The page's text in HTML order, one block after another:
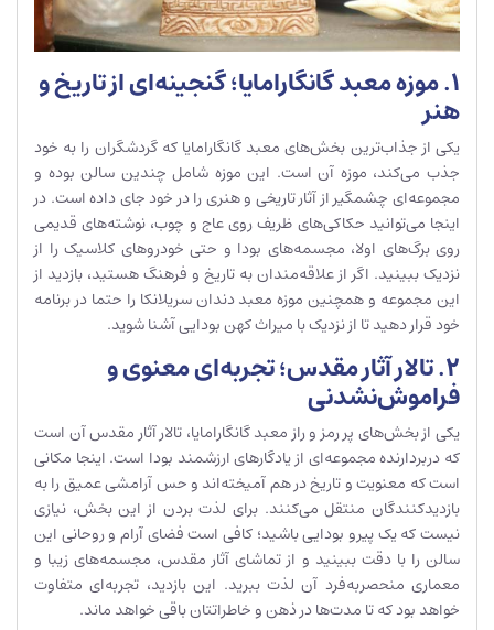
۱. موزه معبد گانگارامایا؛ گنجینه‌ای از تاریخ و
هنر
یکی از جذاب‌ترین بخش‌های معبد گانگارامایا که گردشگران را به خود
جذب می‌کند، موزه آن است. این موزه شامل چندین سالن بوده و
مجموعه‌ای چشمگیر از آثار تاریخی و هنری را در خود جای داده است. در
اینجا می‌توانید حکاکی‌های ظریف روی عاج و چوب، نوشته‌های قدیمی
روی برگ‌های اولا، مجسمه‌های بودا و حتی خودروهای کلاسیک را از
نزدیک ببینید. اگر از علاقه‌مندان به تاریخ و فرهنگ هستید، بازدید از
این مجموعه و همچنین موزه معبد دندان سریلانکا را حتما در برنامه
خود قرار دهید تا از نزدیک با میراث کهن بودایی آشنا شوید.
۲. تالار آثار مقدس؛ تجربه‌ای معنوی و
فراموش‌نشدنی
یکی از بخش‌های پر رمز و راز معبد گانگارامایا، تالار آثار مقدس آن است
که دربردارنده مجموعه‌ای از یادگارهای ارزشمند بودا است. اینجا مکانی
است که معنویت و تاریخ در هم آمیخته‌اند و حس آرامشی عمیق را به
بازدیدکنندگان منتقل می‌کنند. برای لذت بردن از این بخش، نیازی
نیست که یک پیرو بودایی باشید؛ کافی است فضای آرام و روحانی این
سالن را با دقت ببینید و از تماشای آثار مقدس، مجسمه‌های زیبا و
معماری منحصربه‌فرد آن لذت ببرید. این بازدید، تجربه‌ای متفاوت
خواهد بود که تا مدت‌ها در ذهن و خاطراتتان باقی خواهد ماند.